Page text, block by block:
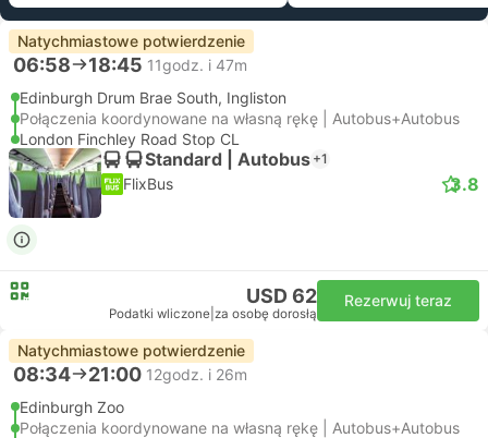
Natychmiastowe potwierdzenie
06:58 18:45 11godz. i 47m
Edinburgh Drum Brae South, Ingliston
Połączenia koordynowane na własną rękę | Autobus+Autobus
London Finchley Road Stop CL
Standard | Autobus +1
FlixBus 3.8
USD 62
Podatki wliczone za osobę dorosłą
Rezerwuj teraz
Natychmiastowe potwierdzenie
08:34 21:00 12godz. i 26m
Edinburgh Zoo
Połączenia koordynowane na własną rękę | Autobus+Autobus